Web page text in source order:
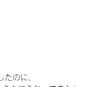
たのに、